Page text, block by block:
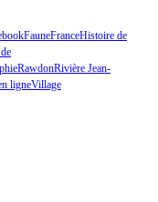
FauneFranceHistoire de
RawdonRivière Jean-
ligneVillage